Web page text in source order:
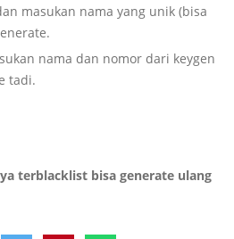
masukan nama yang unik (bisa
nama dan nomor dari keygen
tadi.
terblacklist bisa generate ulang